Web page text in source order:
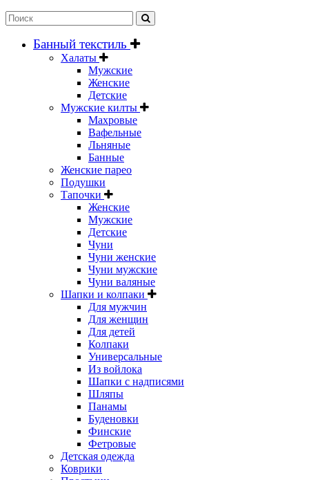
Банный текстиль
Халаты
Мужские
Женские
Детские
Мужские килты
Махровые
Вафельные
Льняные
Банные
Женские парео
Подушки
Тапочки
Женские
Мужские
Детские
Чуни
Чуни женские
Чуни мужские
Чуни валяные
Шапки и колпаки
Для мужчин
Для женщин
Для детей
Колпаки
Универсальные
Из войлока
Шапки с надписями
Шляпы
Панамы
Буденовки
Финские
Фетровые
Детская одежда
Коврики